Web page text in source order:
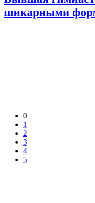
шикарными
0
1
2
3
4
5